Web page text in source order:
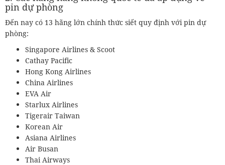
pin dự phòng
Đến nay có 13 hãng lớn chính thức siết quy định với pin dự
phòng:
Singapore Airlines & Scoot
Cathay Pacific
Hong Kong Airlines
China Airlines
EVA Air
Starlux Airlines
Tigerair Taiwan
Korean Air
Asiana Airlines
Air Busan
Thai Airways